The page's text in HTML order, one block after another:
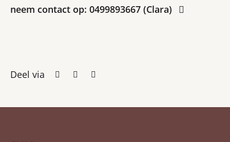
neem contact op: 0499893667 (Clara)
Deel via